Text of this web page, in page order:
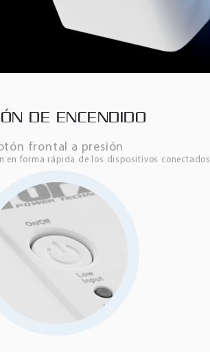
DE ENCENDIDO
frontal a presión
en forma rápida de los dispositivos conectados